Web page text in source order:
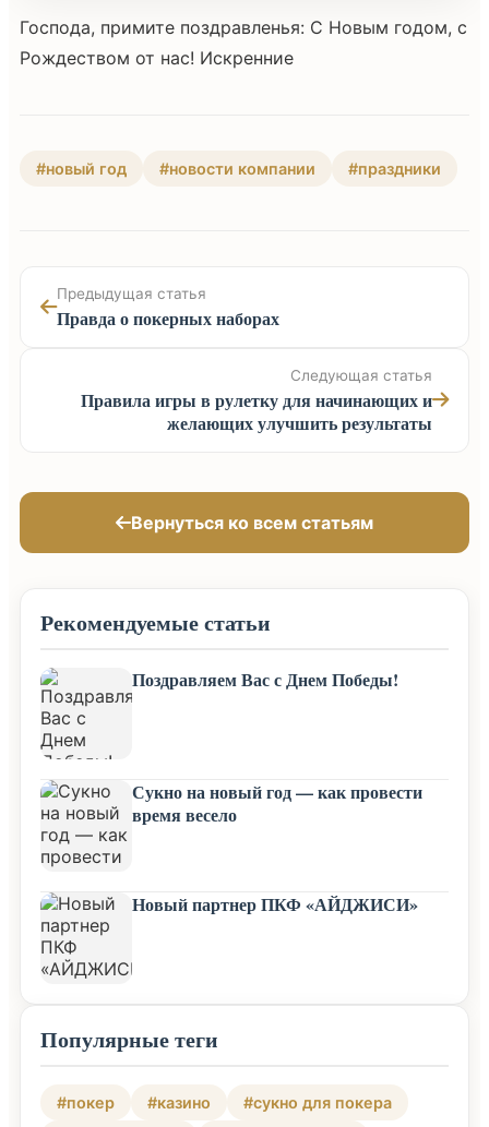
Господа, примите поздравленья: С Новым годом, с
Рождеством от нас! Искренние
#новый год #новости компании #праздники
Предыдущая статья
Правда о покерных наборах
Следующая статья
Правила игры в рулетку для начинающих и
желающих улучшить результаты
Вернуться ко всем статьям
Рекомендуемые статьи
Поздравляем Вас с Днем Победы!
Сукно на новый год — как провести
время весело
Новый партнер ПКФ «АЙДЖИСИ»
Популярные теги
#покер #казино
#сукно для покера